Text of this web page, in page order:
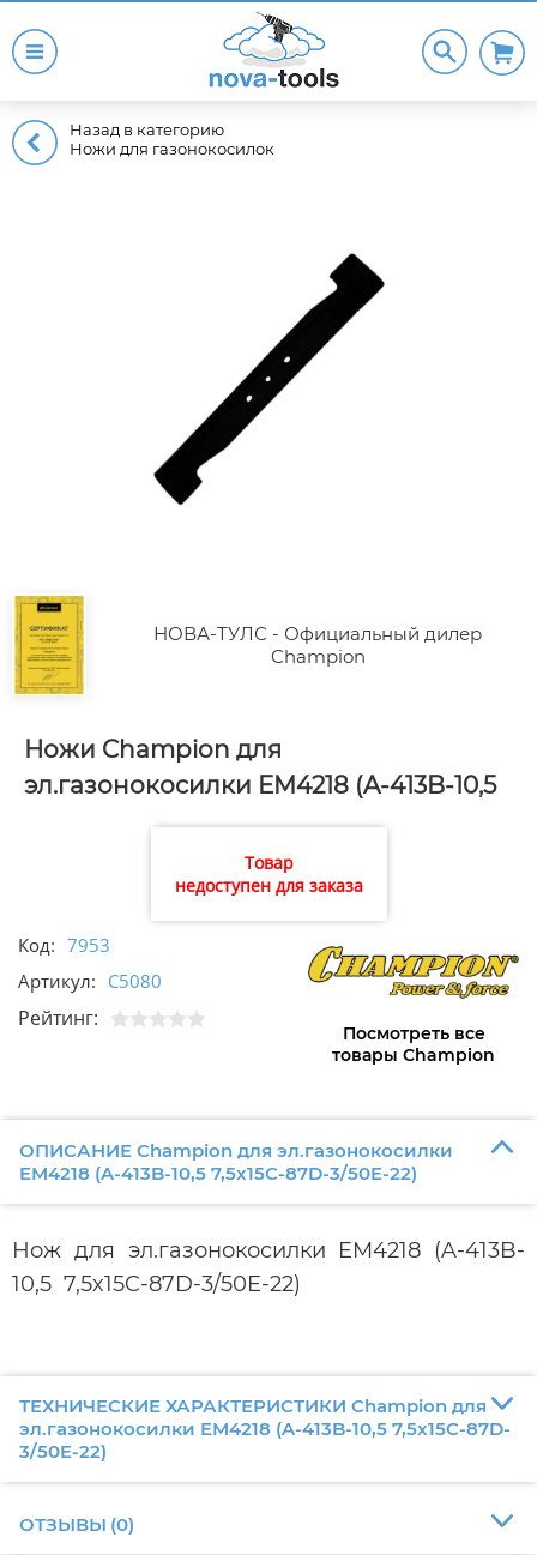
Назад в категорию
Ножи для газонокосилок
НОВА-ТУЛС - Официальный дилер
Champion
Ножи Champion для
эл.газонокосилки EM4218 (A-413B-10,5
7,5x15C-87D-3/50E-22)
Товар
недоступен для заказа
Код: 7953
Артикул: C5080
Рейтинг:
Посмотреть все
товары Champion
ОПИСАНИЕ Champion для эл.газонокосилки
EM4218 (A-413B-10,5 7,5x15C-87D-3/50E-22)
Нож для эл.газонокосилки EM4218 (A-413B-
10,5 7,5x15C-87D-3/50E-22)
ТЕХНИЧЕСКИЕ ХАРАКТЕРИСТИКИ Champion для
эл.газонокосилки EM4218 (A-413B-10,5 7,5x15C-87D-
3/50E-22)
ОТЗЫВЫ (0)